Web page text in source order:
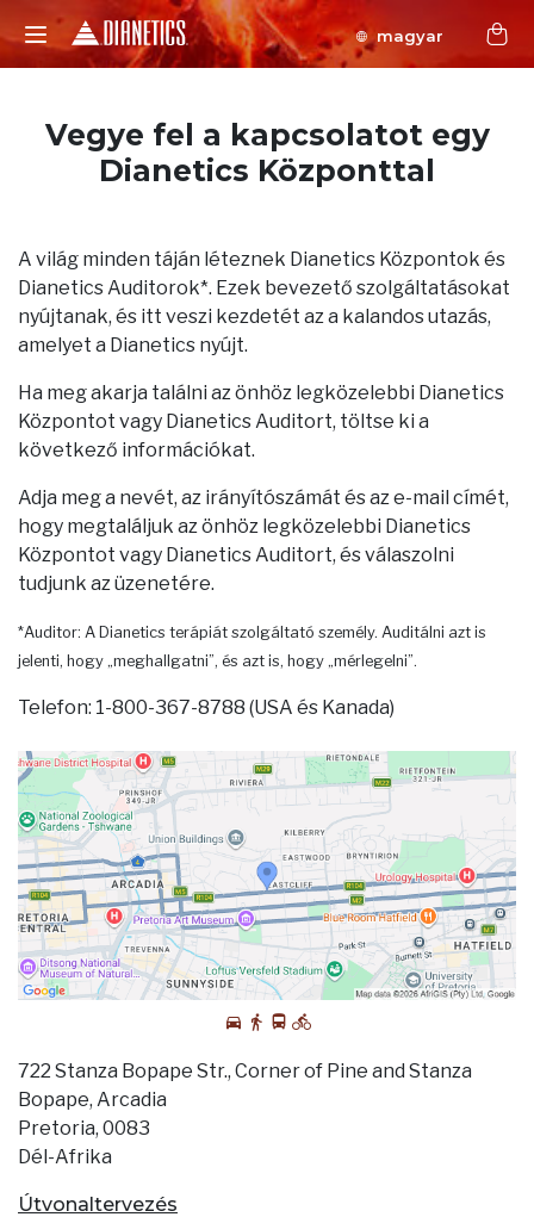
magyar
Vegye fel a kapcsolatot egy
Dianetics Központtal
A világ minden táján léteznek Dianetics Központok és
Dianetics Auditorok*. Ezek bevezető szolgáltatásokat
nyújtanak, és itt veszi kezdetét az a kalandos utazás,
amelyet a Dianetics nyújt.
Ha meg akarja találni az önhöz legközelebbi Dianetics
Központot vagy Dianetics Auditort, töltse ki a
következő információkat.
Adja meg a nevét, az irányítószámát és az e-mail címét,
hogy megtaláljuk az önhöz legközelebbi Dianetics
Központot vagy Dianetics Auditort, és válaszolni
tudjunk az üzenetére.
*Auditor: A Dianetics terápiát szolgáltató személy. Auditálni azt is
jelenti, hogy „meghallgatni”, és azt is, hogy „mérlegelni”.
Telefon: 1-800-367-8788 (USA és Kanada)
722 Stanza Bopape Str., Corner of Pine and Stanza
Bopape, Arcadia
Pretoria, 0083
Dél-Afrika
Útvonaltervezés